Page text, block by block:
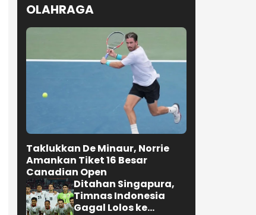
OLAHRAGA
Taklukkan De Minaur, Norrie
Amankan Tiket 16 Besar
Canadian Open
Ditahan Singapura,
Timnas Indonesia
Gagal Lolos ke